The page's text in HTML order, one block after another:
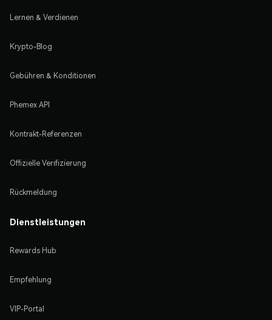
Lernen & Verdienen
Krypto-Blog
Gebühren & Konditionen
Phemex API
Kontrakt-Referenzen
Offizielle Verifizierung
Rückmeldung
Dienstleistungen
Rewards Hub
Empfehlung
VIP-Portal